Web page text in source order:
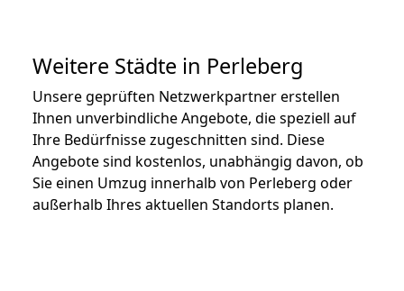
Weitere Städte in Perleberg
Unsere geprüften Netzwerkpartner erstellen
Ihnen unverbindliche Angebote, die speziell auf
Ihre Bedürfnisse zugeschnitten sind. Diese
Angebote sind kostenlos, unabhängig davon, ob
Sie einen Umzug innerhalb von Perleberg oder
außerhalb Ihres aktuellen Standorts planen.